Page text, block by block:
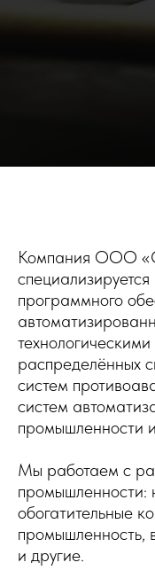
Компания ООО
программного
распределённых
систем
систем
промышленности
Мы работаем с
промышленности:
обогатительные
промышленность,
и другие.